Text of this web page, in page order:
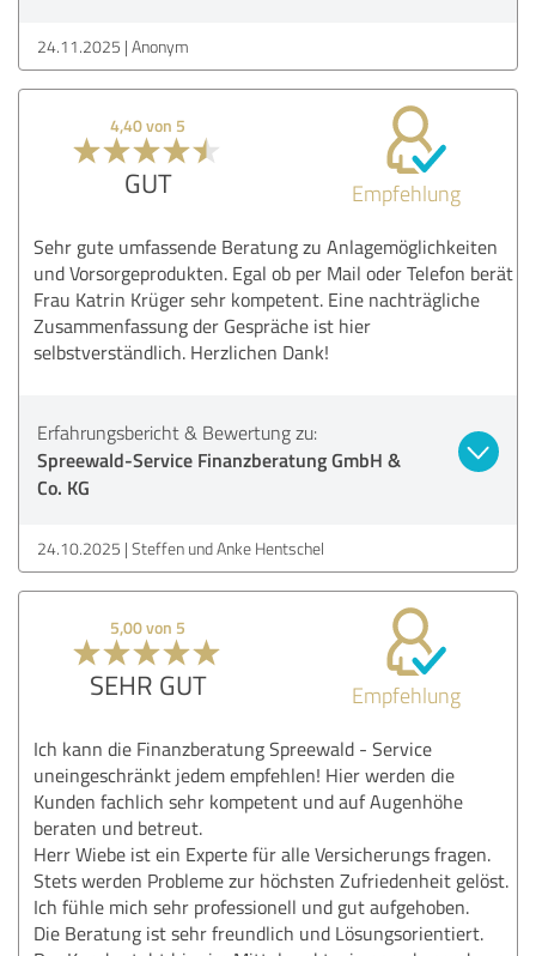
24.11.2025 Anonym
4,40 von 5
GUT Empfehlung
Sehr gute umfassende Beratung zu Anlagemöglichkeiten
und Vorsorgeprodukten. Egal ob per Mail oder Telefon berät
Frau Katrin Krüger sehr kompetent. Eine nachträgliche
Zusammenfassung der Gespräche ist hier
selbstverständlich. Herzlichen Dank!
Erfahrungsbericht & Bewertung zu:
Spreewald-Service Finanzberatung GmbH &
Co. KG
24.10.2025 Steffen und Anke Hentschel
5,00 von 5
SEHR GUT Empfehlung
Ich kann die Finanzberatung Spreewald - Service
uneingeschränkt jedem empfehlen! Hier werden die
Kunden fachlich sehr kompetent und auf Augenhöhe
beraten und betreut.
Herr Wiebe ist ein Experte für alle Versicherungs fragen.
Stets werden Probleme zur höchsten Zufriedenheit gelöst.
Ich fühle mich sehr professionell und gut aufgehoben.
Die Beratung ist sehr freundlich und Lösungsorientiert.